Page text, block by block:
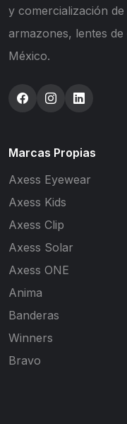
y comercialización
armazones, lentes
México.
Marcas Propias
Axess Eyewear
Axess Kids
Axess Clip
Axess Solar
Axess ONE
Anima
Banderas
Winners
Bravo